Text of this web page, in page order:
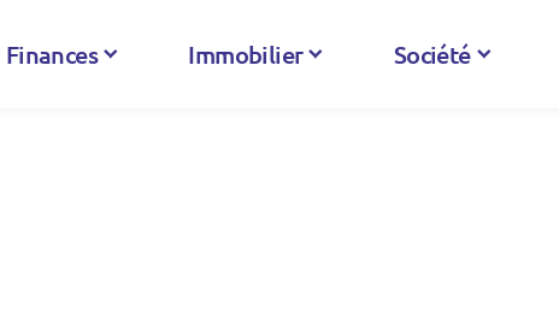
Finances Immobilier Société